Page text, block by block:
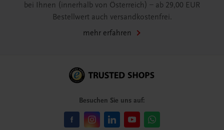
bei Ihnen (innerhalb von Österreich) – ab 29,00 EUR
Bestellwert auch versandkostenfrei.
mehr erfahren
Besuchen Sie uns auf: